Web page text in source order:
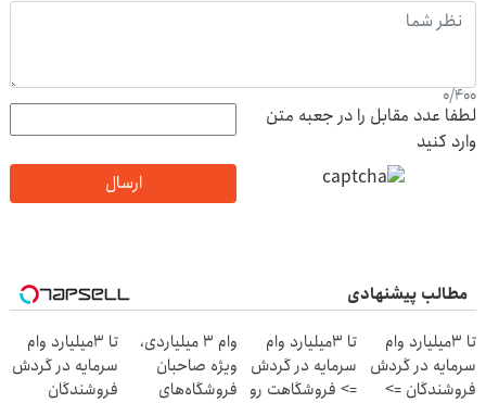
0/400
لطفا عدد مقابل را در جعبه متن
وارد کنید
ارسال
مطالب پیشنهادی
تا 3میلیارد وام
سرمایه در گردش
فروشندگان =>
تا 3میلیارد وام
سرمایه در گردش
=> فروشگاهت رو
وام ۳ میلیاردی،
ویژه صاحبان
فروشگاه‌های
تا 3میلیارد وام
سرمایه در گردش
فروشندگان